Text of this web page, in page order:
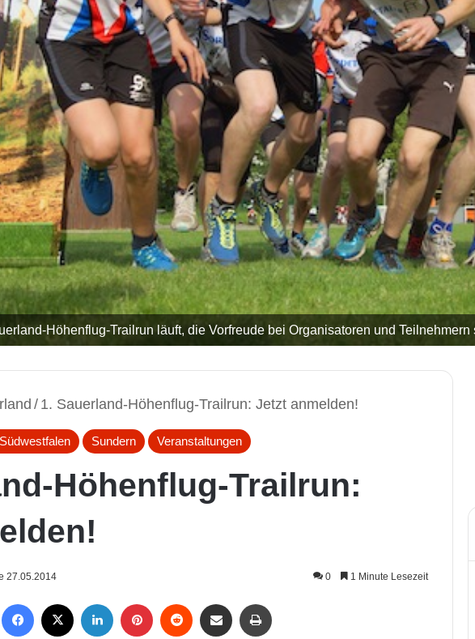
Höhenflug-Trailrun läuft, die Vorfreude bei Organisatoren und Teilnehmern
/ 1. Sauerland-Höhenflug-Trailrun: Jetzt anmelden!
Sundern Veranstaltungen
Höhenflug-Trailrun:
27.05.2014 0 1 Minute Lesezeit